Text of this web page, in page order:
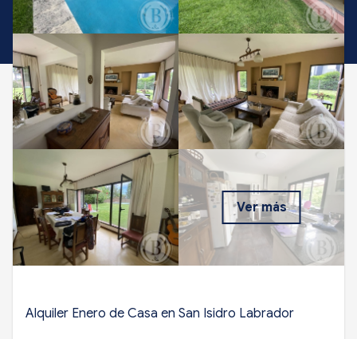
Ver más
Alquiler Enero de Casa en San Isidro Labrador